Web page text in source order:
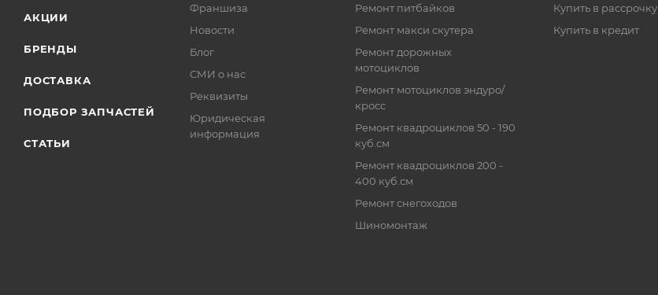
АКЦИИ
БРЕНДЫ
ДОСТАВКА
ПОДБОР ЗАПЧАСТЕЙ
СТАТЬИ
Франшиза
Новости
Блог
СМИ о нас
Реквизиты
Юридическая
информация
Ремонт питбайков
Ремонт макси скутера
Ремонт дорожных
мотоциклов
Ремонт мотоциклов эндуро/
кросс
Ремонт квадроциклов 50 - 190
куб.см
Ремонт квадроциклов 200 -
400 куб.см
Ремонт снегоходов
Шиномонтаж
Купить в рассрочку
Купить в кредит